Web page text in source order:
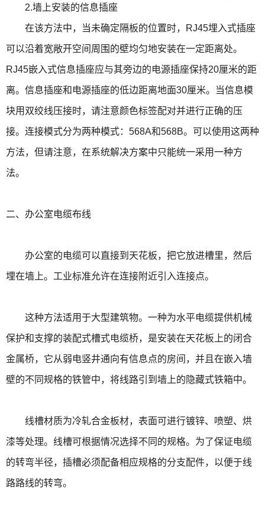
2.墙上安装的信息插座
在该方法中，当未确定隔板的位置时，RJ45埋入式插座
可以沿着宽敞开空间周围的壁均匀地安装在一定距离处。
RJ45嵌入式信息插座应与其旁边的电源插座保持20厘米的距
离。信息插座和电源插座的低边距离地面30厘米。当信息模
块用双绞线压接时，请注意颜色标签配对并进行正确的压
接。连接模式分为两种模式：568A和568B。可以使用这两种
方法，但请注意，在系统解决方案中只能统一采用一种方
法。
二、办公室电缆布线
办公室的电缆可以直接到天花板，把它放进槽里，然后
埋在墙上。工业标准允许在连接附近引入连接点。
这种方法适用于大型建筑物。一种为水平电缆提供机械
保护和支撑的装配式槽式电缆桥，是安装在天花板上的闭合
金属桥，它从弱电竖井通向有信息点的房间，并且在嵌入墙
壁的不同规格的铁管中，将线路引到墙上的隐藏式铁箱中。
线槽材质为冷轧合金板材，表面可进行镀锌、喷塑、烘
漆等处理。线槽可根据情况选择不同的规格。为了保证电缆
的转弯半径，插槽必须配备相应规格的分支配件，以便于线
路路线的转弯。